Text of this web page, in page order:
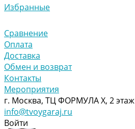
Избранные
Сравнение
Оплата
Доставка
Обмен и возврат
Контакты
Мероприятия
г. Москва, ТЦ ФОРМУЛА Х, 2 этаж
info@tvoygaraj.ru
Войти